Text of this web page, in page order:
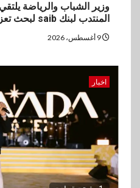
وزير الشباب والرياضة
المنتدب لبنك saib لبحث تعزيز التعاون المشترك
اخبار